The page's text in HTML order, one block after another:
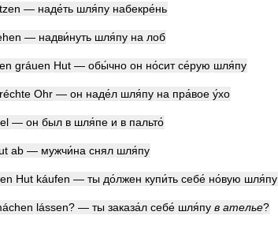
— наде́ть шля́пу набекре́нь
— надви́нуть шля́пу на лоб
gráuen Hut — обы́чно он но́сит се́рую шля́пу
réchte Ohr — он наде́л шля́пу на пра́вое у́хо
— он был в шля́пе и в пальто́
ab — мужчи́на снял шля́пу
Hut káufen — ты до́лжен купи́ть себе́ но́вую шля́пу
lássen? — ты заказа́л себе́ шля́пу в ателье?